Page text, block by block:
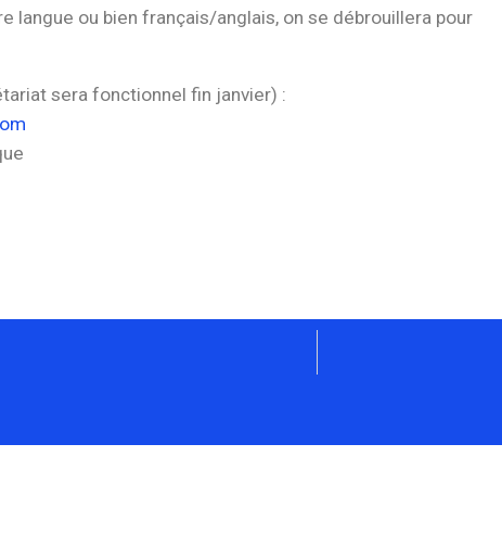
langue ou bien français/anglais, on se débrouillera pour
sera fonctionnel fin janvier) :